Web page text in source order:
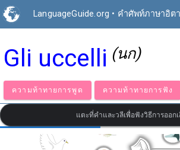
LanguageGuide.org • คำศัพท์ภาษาอิต
Gli uccelli (นก)
ความท้าทายการพูด ความท้าทายก
แตะที่คำและวลีเพื่อฟังวิธีการออกเ